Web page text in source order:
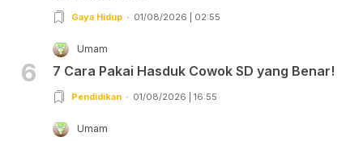
Gaya Hidup 01/08/2026 | 02:55
6
Umam
7 Cara Pakai Hasduk Cowok SD yang Benar!
Pendidikan 01/08/2026 | 16:55
Umam